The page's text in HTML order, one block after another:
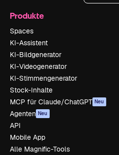
Produkte
Spaces
KI-Assistent
KI-Bildgenerator
KI-Videogenerator
KI-Stimmengenerator
Stock-Inhalte
MCP für Claude/ChatGPT Neu
Agenten Neu
API
Mobile App
Alle Magnific-Tools